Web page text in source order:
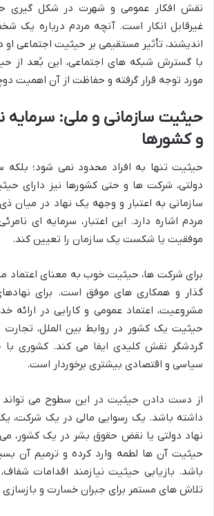
نقش افکار عمومی و شهرت در شکل گیری
غیرقابل انکار است. آنچه مردم درباره یک
اندیشند، تأثیر مستقیمی بر حیثیت اجتماعی
با گسترش شبکه های اجتماعی، این بُعد از
مورد توجه قرار گرفته و حفاظت از آن اهمیت
حیثیت سازمانی و ملی: سرمایه
و کشورها
حیثیت تنها به افراد محدود نمی شود؛ بلکه
دولتی، شرکت ها و حتی کشورها نیز دارای
سازمانی به اعتبار و وجهه یک نهاد در میان
مردم اشاره دارد. این اعتبار، سرمایه ای
موفقیت یا شکست یک سازمان را تعیین کند.
برای شرکت ها، حیثیت خوب به معنای اعتماد
گذار و همکاری های موفق است. برای
مشروعیت، اعتماد عمومی و کارایی در ارائه
حیثیت یک کشور در روابط بین الملل،
گردشگر نقش کلیدی ایفا می کند. کشوری با
سیاسی و اقتصادی بیشتری برخوردار است.
از دست دادن حیثیت در این سطوح می تواند
داشته باشد. یک رسوایی مالی در یک شرکت،
نهاد دولتی یا نقض حقوق بشر در یک کشور،
حیثیت آن ها لطمه وارد کرده و ترمیم آن
باشد. بازیابی حیثیت نیازمند اقدامات
تلاش های مستمر برای جبران خسارت و